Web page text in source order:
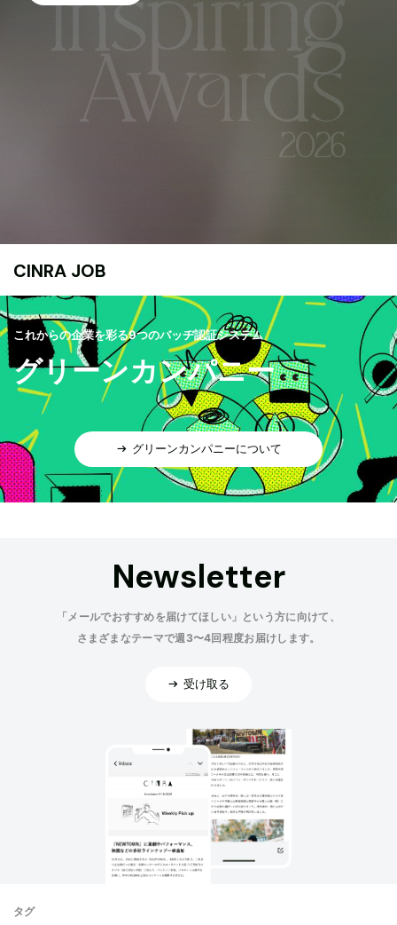
CINRA JOB
これからの企業を彩る9つのバッヂ認証システム
グリーンカンパニー
グリーンカンパニーについて
Newsletter
「メールでおすすめを届けてほしい」という方に向けて、
さまざまなテーマで週3〜4回程度お届けします。
受け取る
タグ